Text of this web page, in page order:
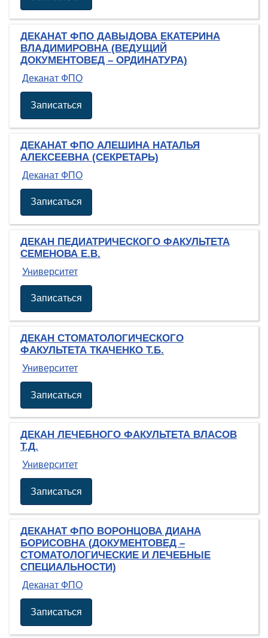
ДЕКАНАТ ФПО ДАВЫДОВА ЕКАТЕРИНА
ВЛАДИМИРОВНА (ВЕДУЩИЙ
ДОКУМЕНТОВЕД – ОРДИНАТУРА)
Деканат ФПО
Записаться
ДЕКАНАТ ФПО АЛЕШИНА НАТАЛЬЯ
АЛЕКСЕЕВНА (СЕКРЕТАРЬ)
Деканат ФПО
Записаться
ДЕКАН ПЕДИАТРИЧЕСКОГО ФАКУЛЬТЕТА
СЕМЕНОВА Е.В.
Университет
Записаться
ДЕКАН СТОМАТОЛОГИЧЕСКОГО
ФАКУЛЬТЕТА ТКАЧЕНКО Т.Б.
Университет
Записаться
ДЕКАН ЛЕЧЕБНОГО ФАКУЛЬТЕТА ВЛАСОВ
Т.Д.
Университет
Записаться
ДЕКАНАТ ФПО ВОРОНЦОВА ДИАНА
БОРИСОВНА (ДОКУМЕНТОВЕД –
СТОМАТОЛОГИЧЕСКИЕ И ЛЕЧЕБНЫЕ
СПЕЦИАЛЬНОСТИ)
Деканат ФПО
Записаться